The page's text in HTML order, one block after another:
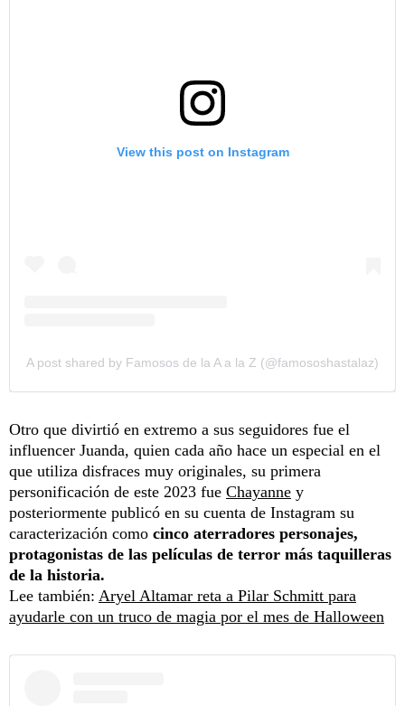
View this post on Instagram
A post shared by Famosos de la A a la Z (@famososhastalaz)
Otro que divirtió en extremo a sus seguidores fue el
influencer Juanda, quien cada año hace un especial en el
que utiliza disfraces muy originales, su primera
personificación de este 2023 fue Chayanne y
posteriormente publicó en su cuenta de Instagram su
caracterización como cinco aterradores personajes,
protagonistas de las películas de terror más taquilleras
de la historia.
Lee también: Aryel Altamar reta a Pilar Schmitt para
ayudarle con un truco de magia por el mes de Halloween